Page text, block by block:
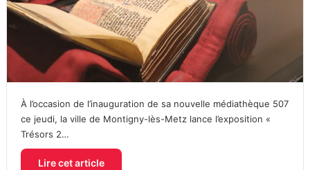
À l’occasion de l’inauguration de sa nouvelle médiathèque 507
ce jeudi, la ville de Montigny-lès-Metz lance l’exposition «
Trésors 2…
Lire cet article